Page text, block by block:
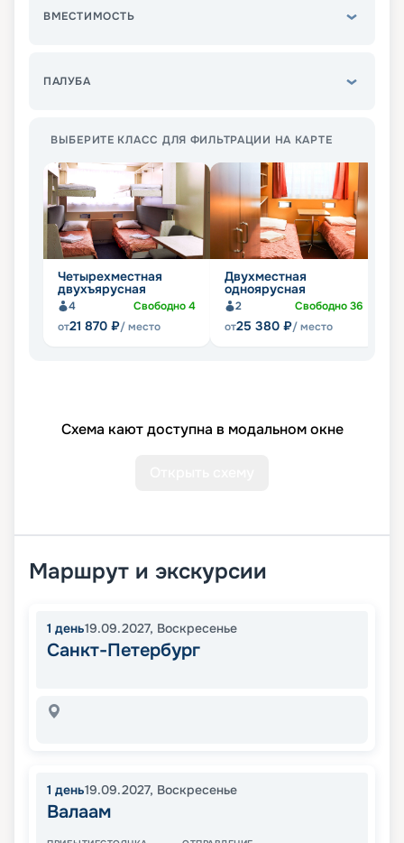
ВМЕСТИМОСТЬ
ПАЛУБА
ВЫБЕРИТЕ КЛАСС ДЛЯ ФИЛЬТРАЦИИ НА КАРТЕ
Четырехместная
двухъярусная
4 Свободно4
от21 870 ₽/ место
Двухместная
одноярусная
2 Свободно36
от25 380 ₽/ место
Схема кают доступна в модальном окне
Маршрут и экскурсии
1 день19.09.2027, Воскресенье
Санкт-Петербург
1 день19.09.2027, Воскресенье
Валаам